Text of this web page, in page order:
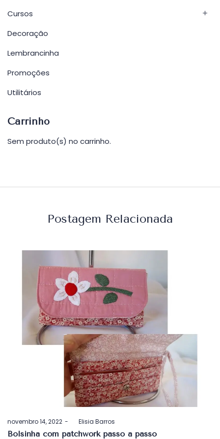
Cursos
Decoração
Lembrancinha
Promoções
Utilitários
Carrinho
Sem produto(s) no carrinho.
Postagem Relacionada
Postado
em
novembro 14, 2022 byElisia Barros
Bolsinha com patchwork passo a passo